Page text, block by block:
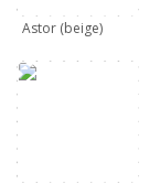
Astor (beige)